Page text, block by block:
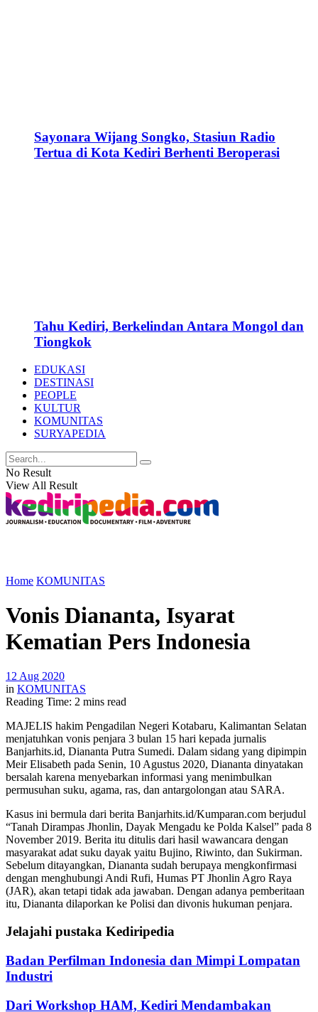
Sayonara Wijang Songko, Stasiun Radio
Tertua di Kota Kediri Berhenti Beroperasi
Tahu Kediri, Berkelindan Antara Mongol dan
Tiongkok
EDUKASI
DESTINASI
PEOPLE
KULTUR
KOMUNITAS
SURYAPEDIA
No Result
View All Result
Home KOMUNITAS
Vonis Diananta, Isyarat
Kematian Pers Indonesia
12 Aug 2020
in KOMUNITAS
Reading Time: 2 mins read
MAJELIS hakim Pengadilan Negeri Kotabaru, Kalimantan Selatan
menjatuhkan vonis penjara 3 bulan 15 hari kepada jurnalis
Banjarhits.id, Diananta Putra Sumedi. Dalam sidang yang dipimpin
Meir Elisabeth pada Senin, 10 Agustus 2020, Diananta dinyatakan
bersalah karena menyebarkan informasi yang menimbulkan
permusuhan suku, agama, ras, dan antargolongan atau SARA.
Kasus ini bermula dari berita Banjarhits.id/Kumparan.com berjudul
“Tanah Dirampas Jhonlin, Dayak Mengadu ke Polda Kalsel” pada 8
November 2019. Berita itu ditulis dari hasil wawancara dengan
masyarakat adat suku dayak yaitu Bujino, Riwinto, dan Sukirman.
Sebelum ditayangkan, Diananta sudah berupaya mengkonfirmasi
dengan menghubungi Andi Rufi, Humas PT Jhonlin Agro Raya
(JAR), akan tetapi tidak ada jawaban. Dengan adanya pemberitaan
itu, Diananta dilaporkan ke Polisi dan divonis hukuman penjara.
Jelajahi pustaka Kediripedia
Badan Perfilman Indonesia dan Mimpi Lompatan
Industri
Dari Workshop HAM, Kediri Mendambakan